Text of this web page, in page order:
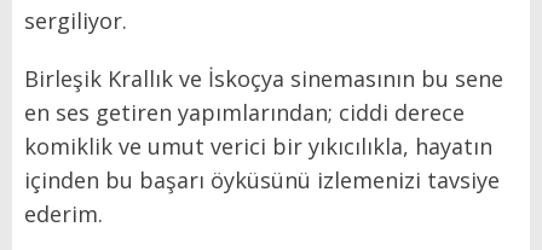
sergiliyor.
Birleşik Krallık ve İskoçya sinemasının bu sene
en ses getiren yapımlarından; ciddi derece
komiklik ve umut verici bir yıkıcılıkla, hayatın
içinden bu başarı öyküsünü izlemenizi tavsiye
ederim.